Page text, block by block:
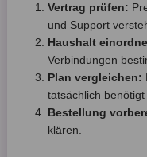
Vertrag prüfen:
und Support
Haushalt
Verbindungen
Plan vergleichen:
tatsächlich benötigt
Bestellung
klären.